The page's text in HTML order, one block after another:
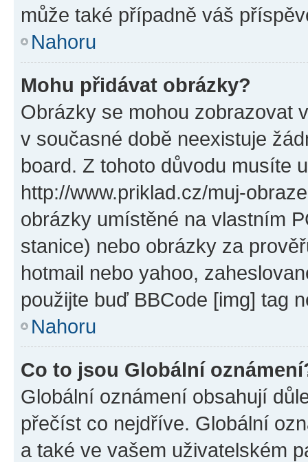
může také případně váš
Nahoru
Mohu přidávat obrázky?
Obrázky se mohou zobrazovat
v současné době neexistuje
board. Z tohoto důvodu musíte
http://www.priklad.cz/muj-
obrázky umístěné na vlastním
stanice) nebo obrázky za
hotmail nebo yahoo,
použijte buď BBCode [img] tag
Nahoru
Co to jsou Globální
Globální oznámení obsahují
přečíst co nejdříve. Globální
a také ve vašem uživatelském